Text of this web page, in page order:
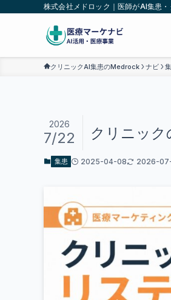
株式会社メドロック｜医師がAI集患
クリニックAI集患のMedrock ナビ
クリニック
2026
7/22
集患 2025-04-08 2026-